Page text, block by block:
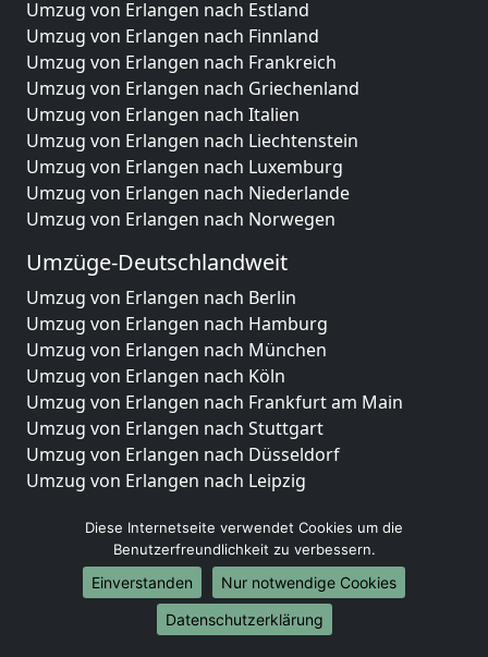
Umzug von Erlangen nach Estland
Umzug von Erlangen nach Finnland
Umzug von Erlangen nach Frankreich
Umzug von Erlangen nach Griechenland
Umzug von Erlangen nach Italien
Umzug von Erlangen nach Liechtenstein
Umzug von Erlangen nach Luxemburg
Umzug von Erlangen nach Niederlande
Umzug von Erlangen nach Norwegen
Umzüge-Deutschlandweit
Umzug von Erlangen nach Berlin
Umzug von Erlangen nach Hamburg
Umzug von Erlangen nach München
Umzug von Erlangen nach Köln
Umzug von Erlangen nach Frankfurt am Main
Umzug von Erlangen nach Stuttgart
Umzug von Erlangen nach Düsseldorf
Umzug von Erlangen nach Leipzig
Umzug von Erlangen nach Essen
Umzug von Erlangen nach Bremen
Umzug von Erlangen nach Dresden
Umzug von Erlangen nach Hannover
Umzug von Erlangen nach Nürnberg
Diese Internetseite verwendet Cookies um die
Benutzerfreundlichkeit zu verbessern.
Einverstanden
Nur notwendige Cookies
Datenschutzerklärung